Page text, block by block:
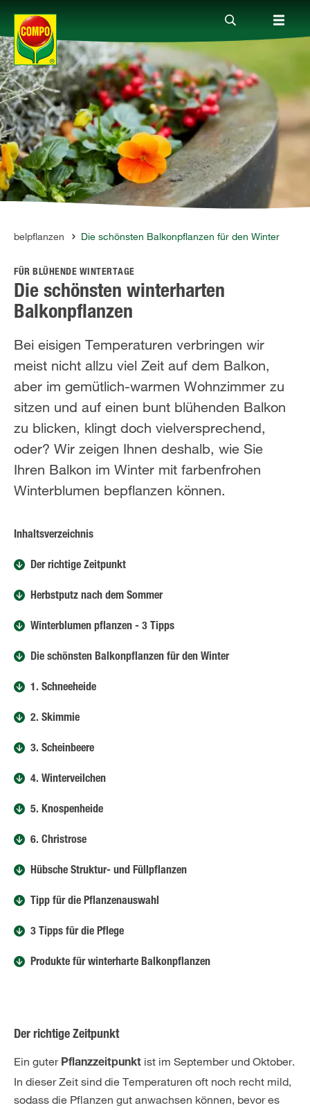
Produkte
Ratgeber
Themenwelten
Service
Unternehmen
Die schönsten Balkonpflanzen für den Winter
FÜR BLÜHENDE WINTERTAGE
Die schönsten winterharten
Balkonpflanzen
Bei eisigen Temperaturen verbringen wir
meist nicht allzu viel Zeit auf dem Balkon,
aber im gemütlich-warmen Wohnzimmer zu
sitzen und auf einen bunt blühenden Balkon
zu blicken, klingt doch vielversprechend,
oder? Wir zeigen Ihnen deshalb, wie Sie
Ihren Balkon im Winter mit farbenfrohen
Winterblumen bepflanzen können.
Inhaltsverzeichnis
Der richtige Zeitpunkt
Herbstputz nach dem Sommer
Winterblumen pflanzen - 3 Tipps
Die schönsten Balkonpflanzen für den Winter
1. Schneeheide
2. Skimmie
3. Scheinbeere
4. Winterveilchen
5. Knospenheide
6. Christrose
Hübsche Struktur- und Füllpflanzen
Tipp für die Pflanzenauswahl
3 Tipps für die Pflege
Produkte für winterharte Balkonpflanzen
Der richtige Zeitpunkt
Ein guter Pflanzzeitpunkt ist im September und Oktober.
In dieser Zeit sind die Temperaturen oft noch recht mild,
sodass die Pflanzen gut anwachsen können, bevor es